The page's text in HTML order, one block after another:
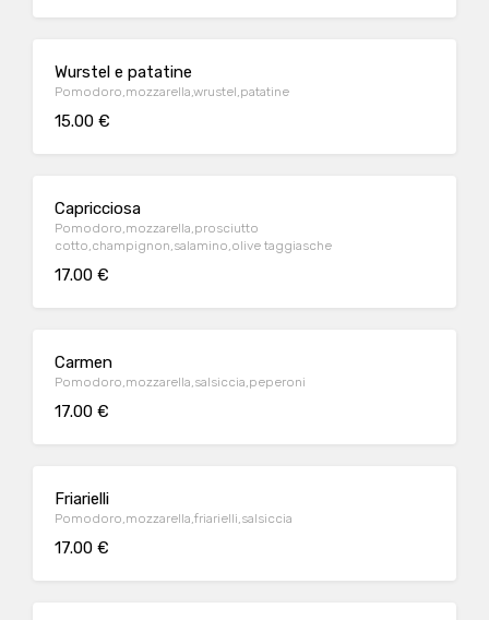
Wurstel e patatine
Pomodoro,mozzarella,wrustel,patatine
15.00 €
Capricciosa
Pomodoro,mozzarella,prosciutto
cotto,champignon,salamino,olive taggiasche
17.00 €
Carmen
Pomodoro,mozzarella,salsiccia,peperoni
17.00 €
Friarielli
Pomodoro,mozzarella,friarielli,salsiccia
17.00 €